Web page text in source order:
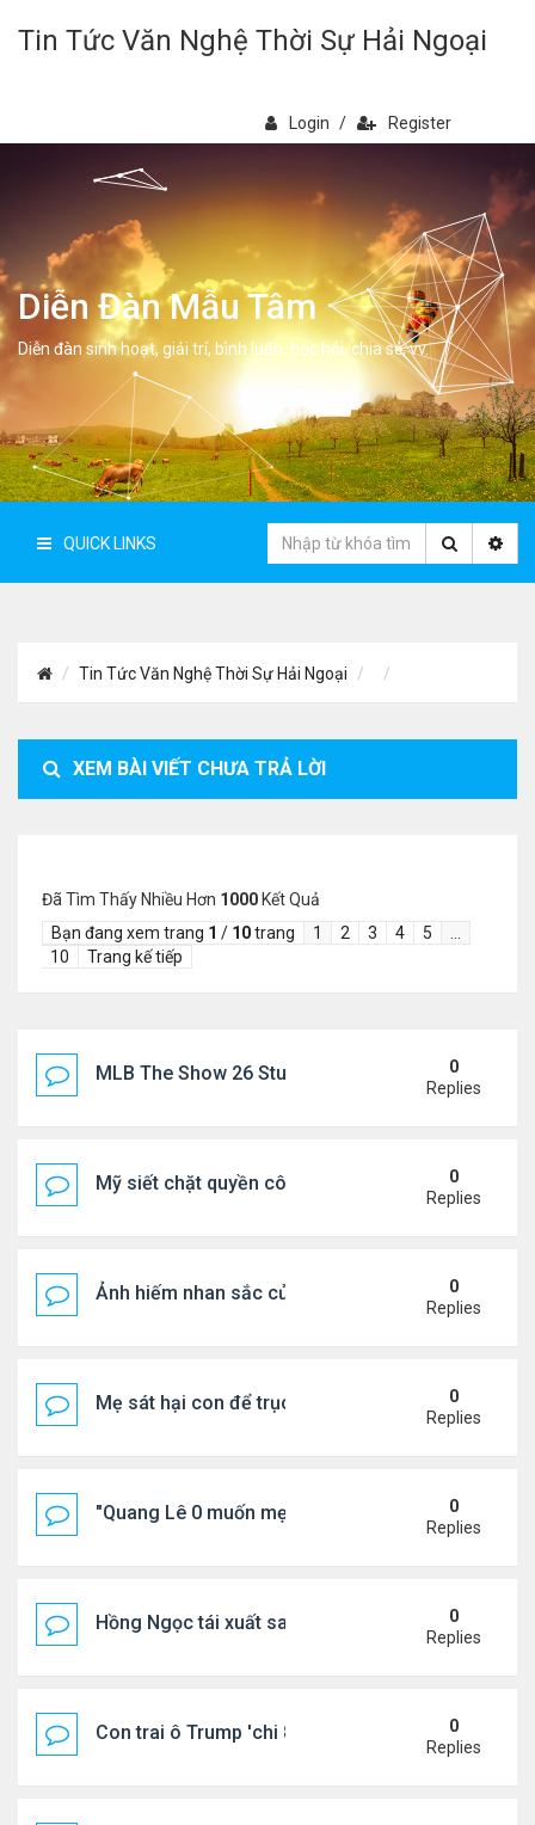
Tin Tức Văn Nghệ Thời Sự Hải Ngoại
Login / Register
Diễn Đàn Mẫu Tâm
Diễn đàn sinh hoạt, giải trí, bình luân, học hỏi, chia sẻ, vv.
QUICK LINKS
Tin Tức Văn Nghệ Thời Sự Hải Ngoại
XEM BÀI VIẾT CHƯA TRẢ LỜI
Đã Tìm Thấy Nhiều Hơn 1000 Kết Quả
Bạn đang xem trang 1 / 10trang 1 2 3 4 5
10
Trang kế tiếp
MLB The Show 26 Stubs Tips for Efficient
0
Replies
Mỹ siết chặt quyền công dân theo nơi sinh, mở
0
Replies
Ảnh hiếm nhan sắc của Thẩm Thuý Hằng0
Replies
Mẹ sát hại con để trục lợi bảo hiểm
0
Replies
"Quang Lê 0 muốn mẹ thua kém người khác"
0
Replies
Hồng Ngọc tái xuất sau nhiều năm ở ẩn
0
Replies
Con trai ô Trump 'chi 8.5 triệu để xóa ràng buộc
0
Replies